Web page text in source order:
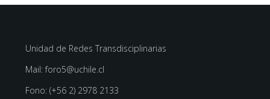
Unidad de Redes Transdisciplinarias
Mail: foro5@uchile.cl
Fono: (+56 2) 2978 2133